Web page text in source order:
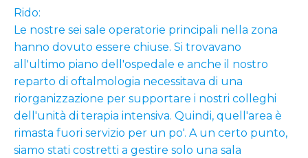
Rido:
Le nostre sei sale operatorie principali nella zona
hanno dovuto essere chiuse. Si trovavano
all'ultimo piano dell'ospedale e anche il nostro
reparto di oftalmologia necessitava di una
riorganizzazione per supportare i nostri colleghi
dell'unità di terapia intensiva. Quindi, quell'area è
rimasta fuori servizio per un po'. A un certo punto,
siamo stati costretti a gestire solo una sala